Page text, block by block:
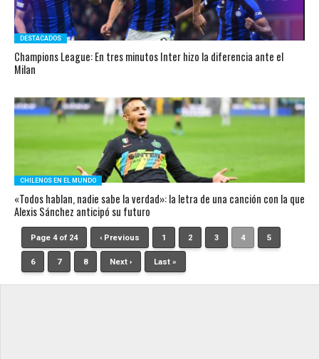
DESTACADOS
Champions League: En tres minutos Inter hizo la diferencia ante el
Milan
CHILENOS EN EL MUNDO
«Todos hablan, nadie sabe la verdad»: la letra de una canción con la que
Alexis Sánchez anticipó su futuro
Page 4 of 24 ‹ Previous 1 2 3 4 5
6 7 8 Next › Last »